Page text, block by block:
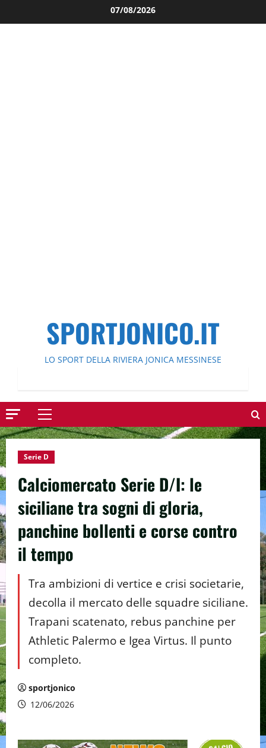
al
07/08/2026
SPORTJONICO.IT
LO SPORT DELLA RIVIERA JONICA MESSINESE
Menu
principale
Serie D
Calciomercato Serie D/I: le
siciliane tra sogni di gloria,
panchine bollenti e corse contro
il tempo
Tra ambizioni di vertice e crisi societarie,
decolla il mercato delle squadre siciliane.
Trapani scatenato, rebus panchine per
Athletic Palermo e Igea Virtus. Il punto
completo.
sportjonico
12/06/2026